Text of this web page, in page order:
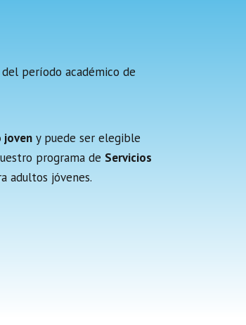
período académico de
joveny puede ser elegible
programa de Servicios
adultos jóvenes.